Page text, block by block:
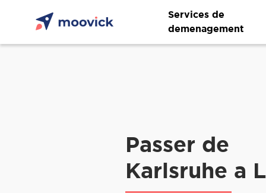
Services de
demenagement
Passer de
Karlsruhe a